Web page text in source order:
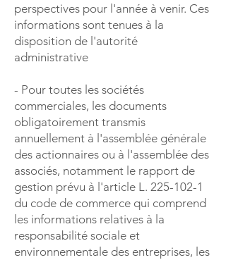
perspectives pour l'année à venir. Ces
informations sont tenues à la
disposition de l'autorité
administrative
- Pour toutes les sociétés
commerciales, les documents
obligatoirement transmis
annuellement à l'assemblée générale
des actionnaires ou à l'assemblée des
associés, notamment le rapport de
gestion prévu à l'article L. 225-102-1
du code de commerce qui comprend
les informations relatives à la
responsabilité sociale et
environnementale des entreprises, les